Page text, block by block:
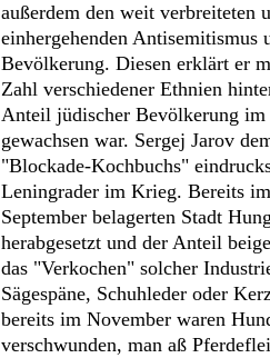
außerdem den weit
einhergehenden Antisemitismus
Bevölkerung. Diesen erklärt er
Zahl verschiedener Ethnien
Anteil jüdischer Bevölkerung im
gewachsen war. Sergej Jarov
"Blockade-Kochbuchs"
Leningrader im Krieg. Bereits
September belagerten Stadt
herabgesetzt und der Anteil
das "Verkochen" solcher
Sägespäne, Schuhleder oder
bereits im November waren
verschwunden, man aß